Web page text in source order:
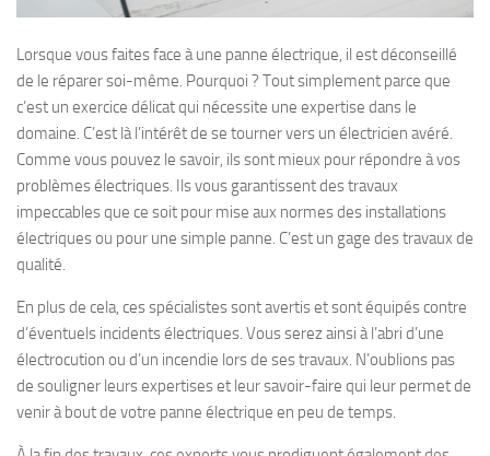
Lorsque vous faites face à une panne électrique, il est déconseillé
de le réparer soi-même. Pourquoi ? Tout simplement parce que
c’est un exercice délicat qui nécessite une expertise dans le
domaine. C’est là l’intérêt de se tourner vers un électricien avéré.
Comme vous pouvez le savoir, ils sont mieux pour répondre à vos
problèmes électriques. Ils vous garantissent des travaux
impeccables que ce soit pour mise aux normes des installations
électriques ou pour une simple panne. C’est un gage des travaux de
qualité.
En plus de cela, ces spécialistes sont avertis et sont équipés contre
d’éventuels incidents électriques. Vous serez ainsi à l’abri d’une
électrocution ou d’un incendie lors de ses travaux. N’oublions pas
de souligner leurs expertises et leur savoir-faire qui leur permet de
venir à bout de votre panne électrique en peu de temps.